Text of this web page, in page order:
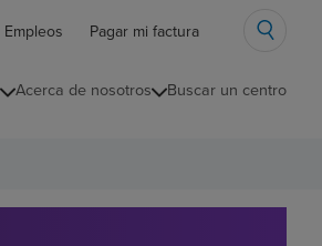
Empleos Pagar mi factura
Acerca de nosotros Buscar un centro